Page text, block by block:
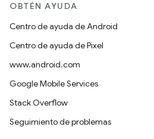
OBTÉN AYUDA
Centro de ayuda de Android
Centro de ayuda de Pixel
www.android.com
Google Mobile Services
Stack Overflow
Seguimiento de problemas